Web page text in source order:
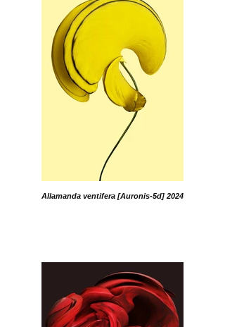
Allamanda ventifera [Auronis-5d] 2024